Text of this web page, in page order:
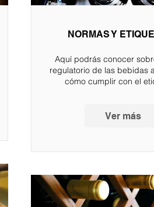
NORMAS Y
Aquí podrás conocer
regulatorio de las bebidas
cómo cumplir con el
Ver más